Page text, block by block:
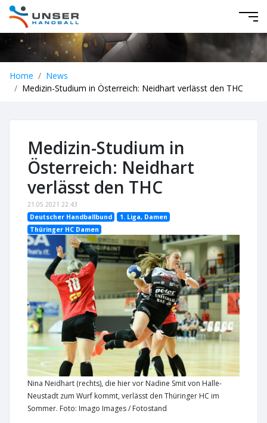
Home
News
Medizin-Studium in Österreich: Neidhart verlässt den THC
Medizin-Studium in
Österreich: Neidhart
verlässt den THC
21.05.2021 22:43
Deutscher Handballbund
1. Liga, Damen
Thüringer HC Damen
Nina Neidhart (rechts), die hier vor Nadine Smit von Halle-
Neustadt zum Wurf kommt, verlässt den Thüringer HC im
Sommer. Foto: Imago Images / Fotostand